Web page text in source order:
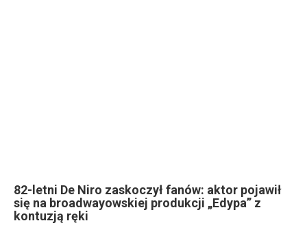
82-letni De Niro zaskoczył fanów: aktor pojawił
się na broadwayowskiej produkcji „Edypa” z
kontuzją ręki